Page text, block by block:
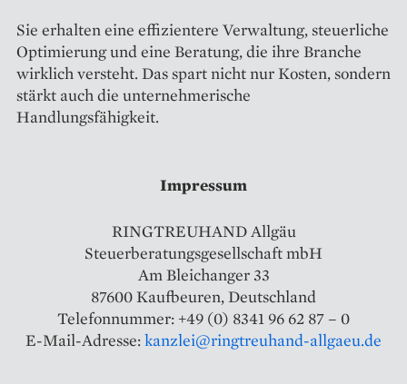
Sie erhalten eine effizientere Verwaltung, steuerliche
Optimierung und eine Beratung, die ihre Branche
wirklich versteht. Das spart nicht nur Kosten, sondern
stärkt auch die unternehmerische
Handlungsfähigkeit.
Impressum
RINGTREUHAND Allgäu
Steuerberatungsgesellschaft mbH
Am Bleichanger 33
87600 Kaufbeuren, Deutschland
Telefonnummer: +49 (0) 8341 96 62 87 – 0
E-Mail-Adresse:kanzlei@ringtreuhand-allgaeu.de